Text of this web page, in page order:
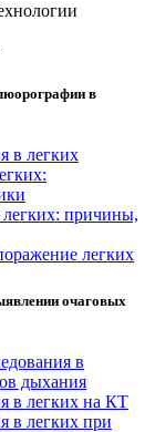
в
в легких
причины,
легких
очаговых
в
дыхания
в легких на КТ
в легких при